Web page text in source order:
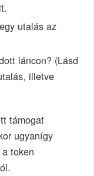
utalás az
láncon? (Lásd
illetve
támogat
ugyanígy
token